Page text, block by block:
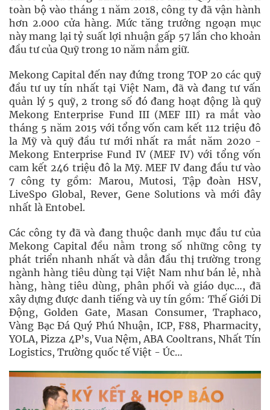
toàn bộ vào tháng 1 năm 2018, công ty đã vận hành
hơn 2.000 cửa hàng. Mức tăng trưởng ngoạn mục
này mang lại tỷ suất lợi nhuận gấp 57 lần cho khoản
đầu tư của Quỹ trong 10 năm nắm giữ.
Mekong Capital đến nay đứng trong TOP 20 các quỹ
đầu tư uy tín nhất tại Việt Nam, đã và đang tư vấn
quản lý 5 quỹ, 2 trong số đó đang hoạt động là quỹ
Mekong Enterprise Fund III (MEF III) ra mắt vào
tháng 5 năm 2015 với tổng vốn cam kết 112 triệu đô
la Mỹ và quỹ đầu tư mới nhất ra mắt năm 2020 -
Mekong Enterprise Fund IV (MEF IV) với tổng vốn
cam kết 246 triệu đô la Mỹ. MEF IV đang đầu tư vào
7 công ty gồm: Marou, Mutosi, Tập đoàn HSV,
LiveSpo Global, Rever, Gene Solutions và mới đây
nhất là Entobel.
Các công ty đã và đang thuộc danh mục đầu tư của
Mekong Capital đều nằm trong số những công ty
phát triển nhanh nhất và dẫn đầu thị trường trong
ngành hàng tiêu dùng tại Việt Nam như bán lẻ, nhà
hàng, hàng tiêu dùng, phân phối và giáo dục…, đã
xây dựng được danh tiếng và uy tín gồm: Thế Giới Di
Động, Golden Gate, Masan Consumer, Traphaco,
Vàng Bạc Đá Quý Phú Nhuận, ICP, F88, Pharmacity,
YOLA, Pizza 4P’s, Vua Nệm, ABA Cooltrans, Nhất Tín
Logistics, Trường quốc tế Việt - Úc…